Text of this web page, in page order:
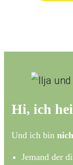
Hi, ich
Und ich bin
Jemand der